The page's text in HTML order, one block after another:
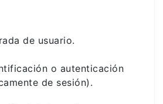
de usuario.
o autenticación
de sesión).